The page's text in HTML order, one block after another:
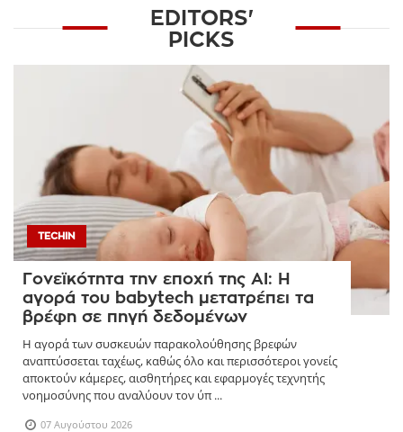
EDITORS'
PICKS
TECHIN
Γονεϊκότητα την εποχή της AI: Η
αγορά του babytech μετατρέπει τα
βρέφη σε πηγή δεδομένων
Η αγορά των συσκευών παρακολούθησης βρεφών
αναπτύσσεται ταχέως, καθώς όλο και περισσότεροι γονείς
αποκτούν κάμερες, αισθητήρες και εφαρμογές τεχνητής
νοημοσύνης που αναλύουν τον ύπ ...
07 Αυγούστου 2026